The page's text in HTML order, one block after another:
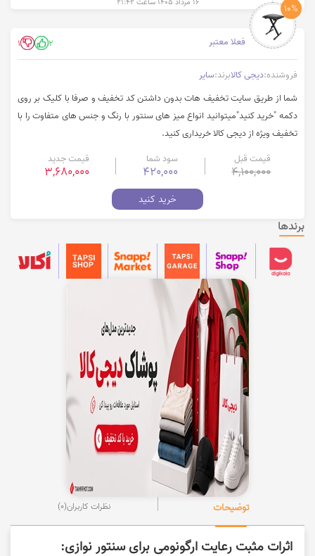
۱۶ مرداد ۱۴۰۵ ساعت ۲۱:۴۲
10%
فعلا معتبر 2
1
فروشنده:دیجی کالابرند:سایر
شما از طریق سایت تخفیف هات بدون داشتن کد تخفیف و صرفا با کلیک بر روی
دکمه "خرید کنید"میتوانید انواع میز های سنتور با رنگ و جنس های متفاوت را با
تخفیف ویژه از دیجی کالا خریداری کنید.
قیمت قبل
4,100,000
سود شما
420,000
قیمت جدید
3,680,000
خرید کنید
برندها
توضیحات نظرات کاربران(0)
اثرات مثبت رعایت ارگونومی برای سنتور نوازی: